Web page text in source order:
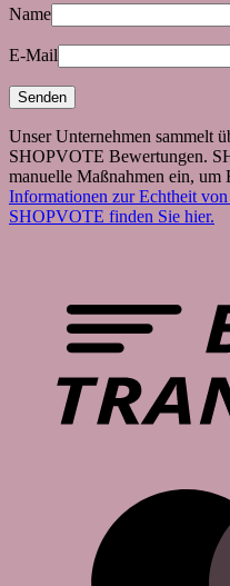
Name
E-Mail
Unser Unternehmen sammelt
SHOPVOTE Bewertungen.
manuelle Maßnahmen ein,
Informationen zur Echtheit
SHOPVOTE finden Sie hier.